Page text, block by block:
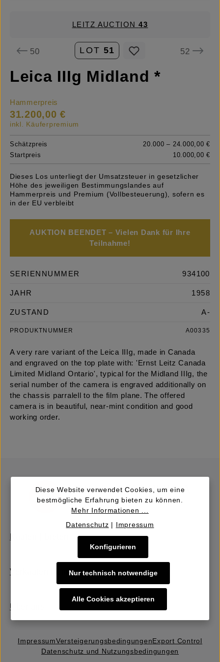
LEITZ AUCTION43
50 LOT 51 52
Leica IIIg Midland *
Hammerpreis
31.200,00 €
inkl. Käuferpremium
Schätzpreis
20.000 – 24.000,00 €
Startpreis
10.000,00 €
Dieses Los unterliegt der Umsatzsteuer in gesetzlicher
Höhe des jeweiligen Bestimmungslandes auf
Hammerpreis und Premium (Vollbesteuerung), sofern es
in der EU verbleibt
AUKTION BEENDET – Vielen Dank für Ihre
Teilnahme!
SERIENNUMMER 934100
JAHR 1958
ZUSTAND A-
PRODUKTNUMMER A00335
A very rare variant of the Leica IIIg, made in Canada
and engraved on the top plate with: 'Ernst Leitz Canada
Limited Midland Ontario', typical for the Midland IIIg, the
serial number of the camera is engraved additionally on
the chassis parralell to the film plane. The offered
camera is in beautiful, near-mint condition and good
working order.
Verkaufen | Einbringen
Über uns
ImpressumVersteigerungs­bedingungenExport Control
Datenschutz und Nutzungsbedingungen
Diese Website verwendet Cookies, um eine
bestmögliche Erfahrung bieten zu können.
Mehr Informationen ...
Datenschutz | Impressum
Nur technisch notwendige
Konfigurieren
Alle Cookies akzeptieren